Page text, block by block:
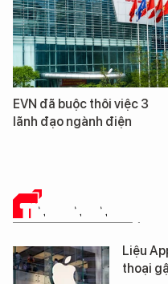
Trung Quốc phát hiện “mỏ
cao su tự nhiên” từ một
TIN CÔNG NGHỆ
Liệu
thoại